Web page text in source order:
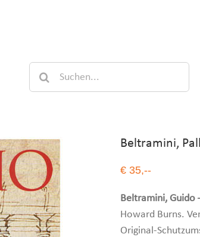
Suche
nach:
Beltramini,
€ 35,--
Beltramini, Guido
Howard Burns.
Original-